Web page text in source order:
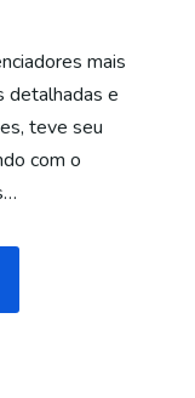
mais
detalhadas e
teve seu
com o